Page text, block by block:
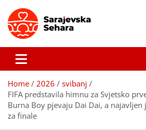
content
Sarajevska
Home 2026
svibanj
FIFA predstavila himnu za Svjetsko
Burna Boy pjevaju Dai Dai, a najavljen
za finale